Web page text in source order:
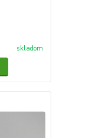
skladom